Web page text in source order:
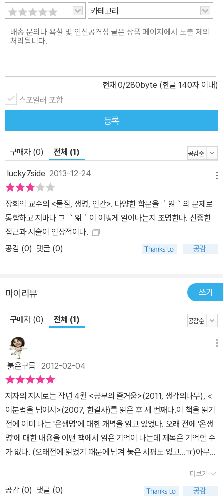
하드웨어의 내면성이라 이를 수 있는 ‘주체의식’이 출현한다는 사실
에 주목해, 물질과 의식의 양면성에 대해 깊이 있게 검토한다. 4장
“나와 너 그리고 우리-삶과 앎”에서는 낱생명의 주체로서 우리에게
친근한 ‘나’와 ‘너’, 그리고 ‘우리’의 성격을 온생명의 주체인 ‘큰 나’와
살핌으로써 논의의 출발점이었던 칸트의 철학으로 되돌아와 선순환
오늘날의 정보 홍수 속에서, 부적절한 외래어나 수사를 남발하지 않
고 군더더기 없이 담백하면서도 깊이 있게 자신의 정신세계와 학문
세계를 그려 낸 이 글의 가치가 더더욱 빛난다. 저자의 학문적 무게는
깊이 있는 통찰이 이런 것이구나 하는 탄성을 자아내게 한다. 생명에
대한 깊이 있는 성찰 ‘생명’이 무엇인지를 모르는 사람은 아마 아무도
없을 것이다. 우리는 누구나 생명이 무엇인지를 알고 있으며, 또 이 점
에 대해 아무런 의심도 품지 않는다. 우리는 대체로 지구상에 있는 여
러 물리적 대상들 가운데 ‘살아 있는 것’과 ‘살아 있지 않은 것’을 구분
할 수 있다고 전제하고, ‘살아 있는 것’들이 공통적으로 나타내는 성
격, 다시 말해 ‘살아 있음’을 특징짓는 성격을 ‘생명’이라 부르고 있다.
이와 더불어 이러한 대상들이 ‘살아 있는 상태’에서 ‘살아 있지 않은
념이 실제로는 적지 않은 문제점들을 안고 있다고 저자는 지적한다.
살아 있는지의 여부를 통해 우리가 판단하는 ‘생명’의 존재 여부는 불
확실하기 그지없다는 것이 저자의 설명이다. 그렇다면 생명현상, 곧
‘살아 있음’을 가능하게 해 주는 요인은 과연 어디에 있는가? 또 무엇
까지 구비되면 그 ‘안’에 생명이 있다고 말할 수 있는가? 만일 이러한
것이 구비되어 이것들이 일으킬 현상이 ‘살아 있음’이라 불릴 그 무엇
에 해당된다면, 우리는 비로소 ‘그 안에 생명이 있다’는 말을 할 수 있
을 것이다. 그러므로 생명의 진정한 모습은 서로 간에 긴밀한 연결망
을 이루면서 그 안에 ‘생명현상’을 이루어 낼 이 전체 체계를 하나의
실체로 파악할 때 비로소 나타난다는 것이다. 이것은 곧 생명현상이
자족적으로 유지되기 위해 필요한 모든 것을 갖춘 기본 단위에 해당
하는 것이며, 이를 저자는 우리가 기왕에 지녔던 생명 개념과 구분해
‘온생명’(global life)이라 불러 오고 있다고 말한다. 그렇다면 이 온
야 할 필수 단위임과 동시에, 더 이상 외부로부터의 결정적인 지원이
카테고리
현재 0/280byte (한글 140자 이내)
스포일러 포함
등록
구매자 (0) 전체 (1)
lucky7side 2013-12-24
장회익 교수의 <물질, 생명, 인간>. 다양한 학문을 ｀앎｀의 문제로
통합하고 저마다 그 ｀앎｀이 어떻게 일어나는지 조명한다. 신중한
접근과 서술이 인상적이다.
공감 (0) 댓글 (0)
마이리뷰 쓰기
구매자 (0) 전체 (1)
붉은구름 2012-02-04
저자의 저서로는 작년 4월 <공부의 즐거움>(2011, 생각의나무), <
이분법을 넘어서>(2007, 한길사)를 읽은 후 세 번째다.이 책을 읽기
전에 이미 나는 '온생명'에 대한 개념을 앍고 있었다. 오래 전에 '온생
명'에 대한 내용을 어떤 책에서 읽은 기억이 나는데 제목은 기억할 수
가 없다. (오래전에 읽었기 때문에 남겨 놓은 서평도 없고...ㅠ)아무튼
학 이론이 명쾌하게 해명하지 못하는 생명, 생명현상, 생명체계에대
해 크게 공감했었다. 내 생각에으로도 대기 중의 산소, 지구 상의 물
더보기
공감 (0) 댓글 (0)